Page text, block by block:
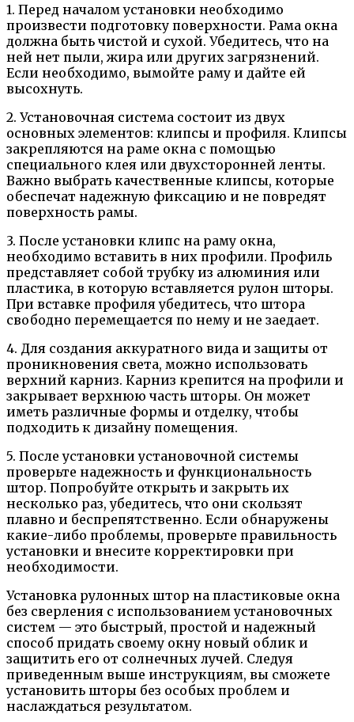
1. Перед началом установки необходимо
произвести подготовку поверхности. Рама окна
должна быть чистой и сухой. Убедитесь, что на
ней нет пыли, жира или других загрязнений.
Если необходимо, вымойте раму и дайте ей
высохнуть.
2. Установочная система состоит из двух
основных элементов: клипсы и профиля. Клипсы
закрепляются на раме окна с помощью
специального клея или двухсторонней ленты.
Важно выбрать качественные клипсы, которые
обеспечат надежную фиксацию и не повредят
поверхность рамы.
3. После установки клипс на раму окна,
необходимо вставить в них профили. Профиль
представляет собой трубку из алюминия или
пластика, в которую вставляется рулон шторы.
При вставке профиля убедитесь, что штора
свободно перемещается по нему и не заедает.
4. Для создания аккуратного вида и защиты от
проникновения света, можно использовать
верхний карниз. Карниз крепится на профили и
закрывает верхнюю часть шторы. Он может
иметь различные формы и отделку, чтобы
подходить к дизайну помещения.
5. После установки установочной системы
проверьте надежность и функциональность
штор. Попробуйте открыть и закрыть их
несколько раз, убедитесь, что они скользят
плавно и беспрепятственно. Если обнаружены
какие-либо проблемы, проверьте правильность
установки и внесите корректировки при
необходимости.
Установка рулонных штор на пластиковые окна
без сверления с использованием установочных
систем — это быстрый, простой и надежный
способ придать своему окну новый облик и
защитить его от солнечных лучей. Следуя
приведенным выше инструкциям, вы сможете
установить шторы без особых проблем и
наслаждаться результатом.